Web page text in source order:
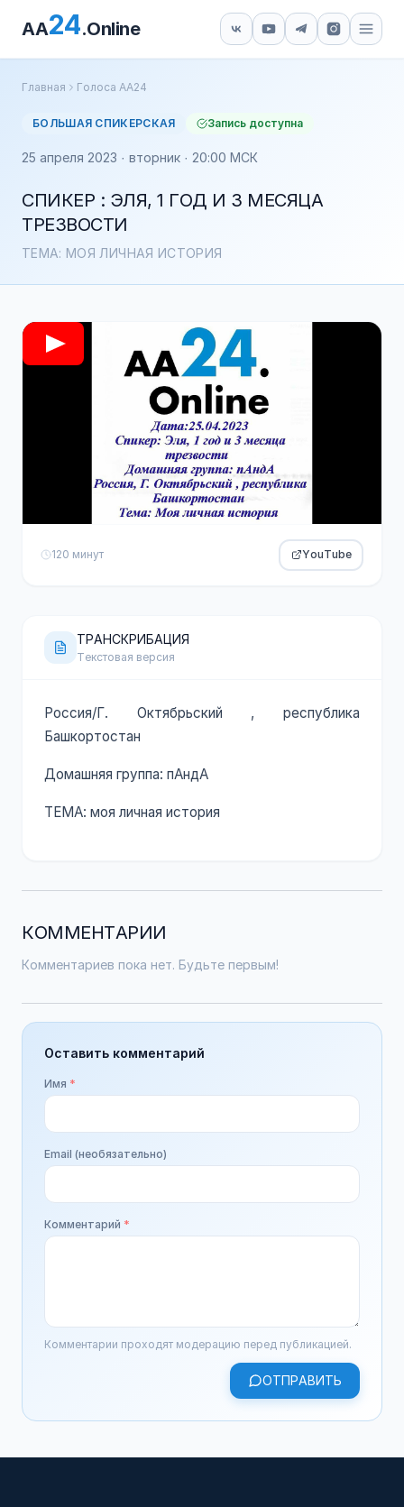
AA24.Online
Главная Голоса АА24
БОЛЬШАЯ СПИКЕРСКАЯ Запись доступна
25 апреля 2023 · вторник · 20:00 МСК
СПИКЕР : ЭЛЯ, 1 ГОД И 3 МЕСЯЦА
ТРЕЗВОСТИ
ТЕМА: МОЯ ЛИЧНАЯ ИСТОРИЯ
120 минут YouTube
ТРАНСКРИБАЦИЯ
Текстовая версия
Россия/Г. Октябрьский , республика
Башкортостан
Домашняя группа: пАндА
ТЕМА: моя личная история
КОММЕНТАРИИ
Комментариев пока нет. Будьте первым!
Оставить комментарий
Имя *
Email (необязательно)
Комментарий *
Комментарии проходят модерацию перед публикацией.
ОТПРАВИТЬ